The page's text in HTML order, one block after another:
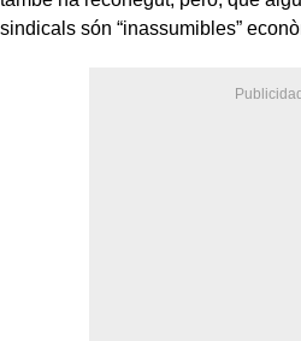
sindicals són “inassumibles”